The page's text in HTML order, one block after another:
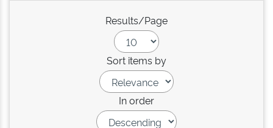
Results/Page
Sort items by
In order